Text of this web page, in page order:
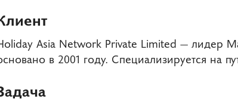
Asia Network Private Limited — лидер
в 2001 году. Специализируется на